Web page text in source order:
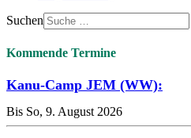
Suchen
Kommende Termine
Kanu-Camp JEM (WW):
Bis So, 9. August 2026